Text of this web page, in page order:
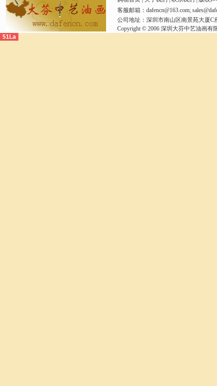
客服邮箱： dafencn@163.com;
公司地址：深圳市南山区南景苑大厦
Copyright © 2006 深圳大芬中艺油画有
51La